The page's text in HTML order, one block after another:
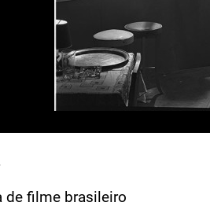
de filme brasileiro